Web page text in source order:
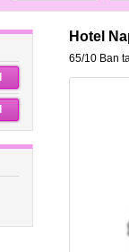
Hotel
65/10 Ban